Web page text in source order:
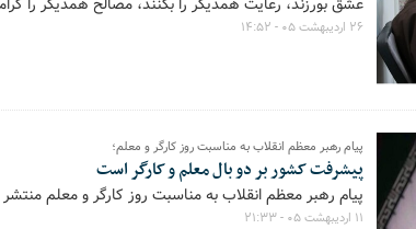
۲۶ اردیبهشت ۰۵ - ۱۴:۵۲
پیام رهبر معظم انقلاب به مناسبت روز کارگر و معلم؛
پیشرفت کشور بر دو بال معلم و کارگر است
پیام رهبر معظم انقلاب به مناسبت روز کارگر و معلم
۱۱ اردیبهشت ۰۵ - ۲۱:۳۳